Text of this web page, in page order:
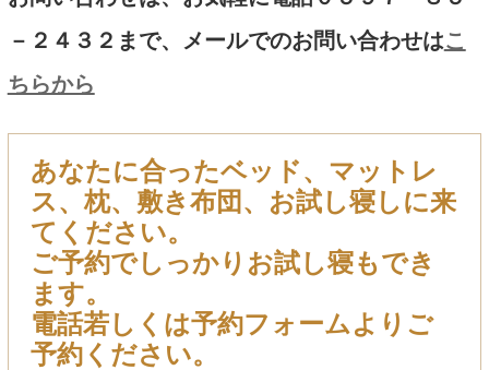
－２４３２まで、メールでのお問い合わせはこ
ちらから
あなたに合ったベッド、マットレ
ス、枕、敷き布団、お試し寝しに来
てください。
ご予約でしっかりお試し寝もでき
ます。
電話若しくは予約フォームよりご
予約ください。